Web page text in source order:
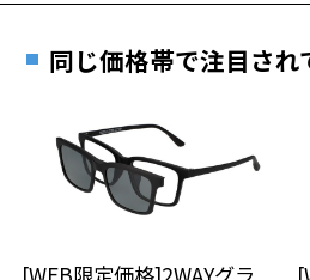
33.6g
※着脱式サングラス：デモレンズ、アタッチメン
タイプ
す。
お近くのZoff実店舗にて度数を測
その際は記入用紙をダウンロード
同じ価格帯で注目され